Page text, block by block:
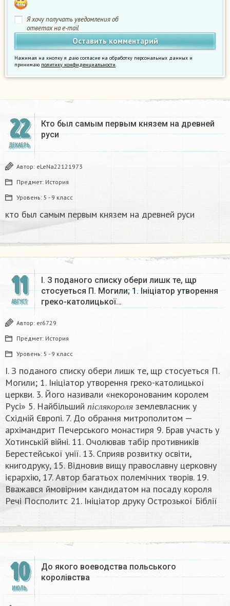
Я хочу получать уведомления об
ответах на e-mail
Нажимая на кнопку я даю согласие на обработку персональных данных и
принимаю политику конфиденциальности.
22
ДЕКАБРЬ
Кто был самым первым князем на древней
руси
Автор: eLeNa22121973
Предмет: История
Уровень: 5 - 9 класс
кто был самым первым князем на древней руси
11
АВГУСТ
I. З поданого списку обери лишк те, щр
стосуеться П. Могили; 1. Ініціатор утворення
греко-католицької…
Автор: er6729
Предмет: История
Уровень: 5 - 9 класс
I. З поданого списку обери лишк те, щр стосуеться П.
Могили; 1. Ініціатор утворення греко-католицької
церкви. 3. Його називали «некоронованим королем
Русі» 5. Найбільший
п і сляк о р оля
післ якороля
землевласник у
Східній Європі. 7. До обрання митрополитом —
архімандрит Печерського монастиря 9. Брав участь у
Хотинській війні. 11. Очолював табір противників
Берестейської унії. 13. Сприяв розвитку освіти,
книгодруку, 15. Відновив вищу православну церковну
ієрархію, 17. Автор багатьох полемічних творів. 19.
Вважався ймовірним кандидатом на посаду короля
Речі Посполитс 21. Ініціатор друку Острозької Біблії
10
ИЮЛЬ
До якого воеводства польського
королівства